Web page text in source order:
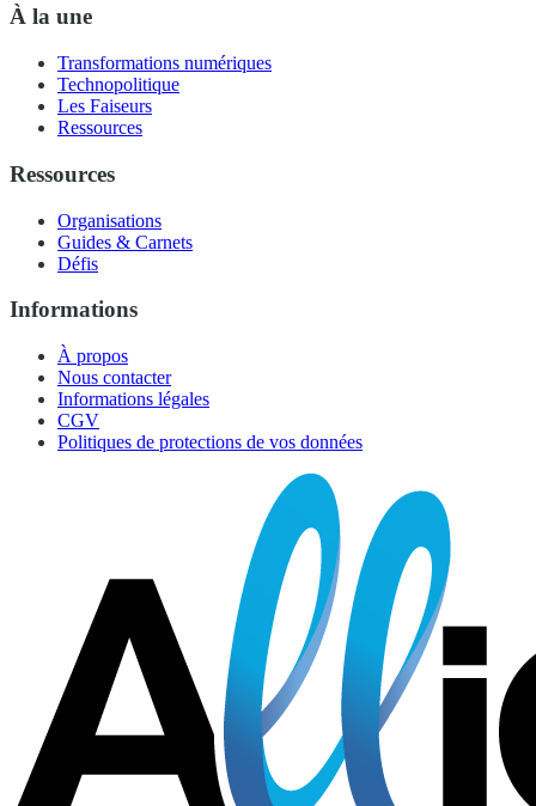
À la une
Transformations numériques
Technopolitique
Les Faiseurs
Ressources
Ressources
Organisations
Guides & Carnets
Défis
Informations
À propos
Nous contacter
Informations légales
CGV
Politiques de protections de vos données